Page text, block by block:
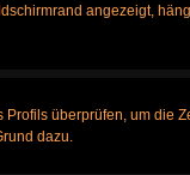
angezeigt,
überprüfen, um die
dazu.